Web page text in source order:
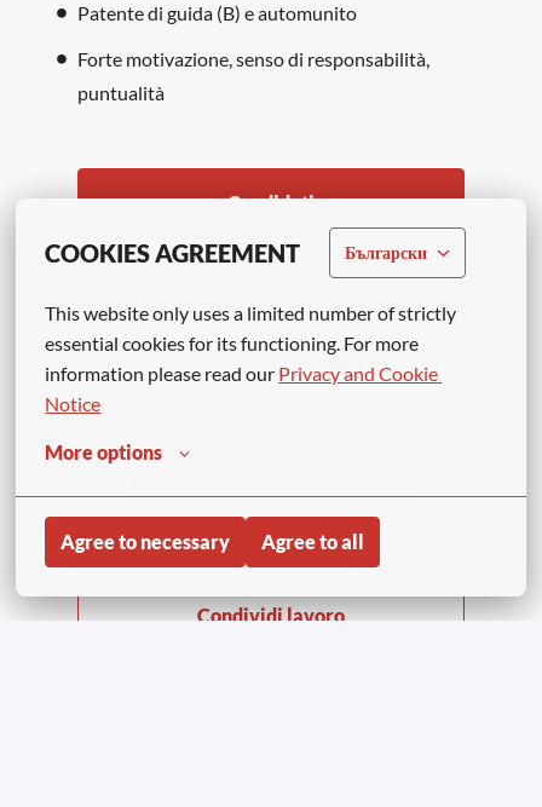
COOKIES AGREEMENT Български
This website only uses a limited number of strictly
essential cookies for its functioning. For more
information please read our Privacy and Cookie
Notice
More options
Agree to necessary Agree to all
Patente di guida (B) e automunito
Forte motivazione, senso di responsabilità,
puntualità
Candidati
APPLY WITH LINKEDIN
UNAVAILABLE
Condividi lavoro